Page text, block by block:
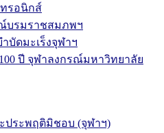
ทรอนิกส์
บรมราชสมภพฯ
บัดมะเร็งจุฬาฯ
ปี จุฬาลงกรณ์มหาวิทยาลัย
ประพฤติมิชอบ (จุฬาฯ)